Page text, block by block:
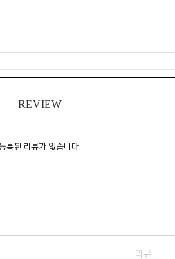
REVIEW
등록된 리뷰가 없습니다.
리뷰